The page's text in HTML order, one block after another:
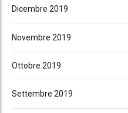
Dicembre 2019
Novembre 2019
Ottobre 2019
Settembre 2019